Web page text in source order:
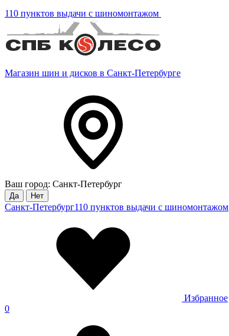
110 пунктов выдачи с шиномонтажом
Магазин шин и дисков в Санкт-Петербурге
Ваш город: Санкт-Петербург
Да Нет
Санкт-Петербург110 пунктов выдачи с шиномонтажом
Избранное
0